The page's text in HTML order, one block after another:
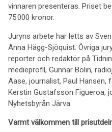
vinnaren presenteras. Priset
75 000 kronor.
Juryns arbete har letts av
Anna Hägg-Sjöquist. Övriga
reporter och redaktör på
medieprofil, Gunnar Bolin,
Aase, journalist, Paul
Kerstin Gustafsson Figueroa,
Nyhetsbyrån Järva.
Varmt välkommen till